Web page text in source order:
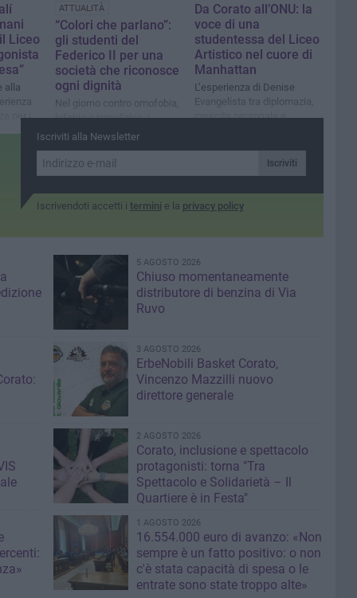
Liceo
alla
per i
ATTUALITÀ
“Colori che parlano”:
gli studenti del
Federico II per una
società che riconosce
ogni dignità
Nel giorno contro omofobia,
bifobia e transfobia, i
ragazzi del Liceo Artistico
impegno e le pareti della
scuola in un manifesto di
Da Corato all’ONU: la
voce di una
studentessa del Liceo
Artistico nel cuore di
Manhattan
L’esperienza di Denise
Evangelista tra diplomazia,
crescita personale e
Iscriviti alla Newsletter
Iscriviti
Iscrivendoti accetti i termini e la privacy policy
5 AGOSTO 2026
Chiuso momentaneamente
distributore di benzina di Via
Ruvo
3 AGOSTO 2026
ErbeNobili Basket Corato,
Vincenzo Mazzilli nuovo
direttore generale
2 AGOSTO 2026
Corato, inclusione e spettacolo
protagonisti: torna "Tra
Spettacolo e Solidarietà – Il
Quartiere è in Festa"
1 AGOSTO 2026
16.554.000 euro di avanzo: «Non
sempre è un fatto positivo: o non
c'è stata capacità di spesa o le
entrate sono state troppo alte»